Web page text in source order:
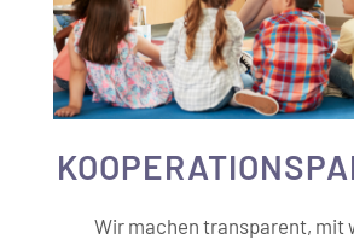
Wir machen transparent, mit